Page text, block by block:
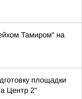
Тамиром" на
площадки
Центр 2"